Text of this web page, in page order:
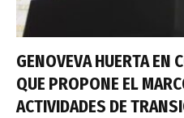
GENOVEVA HUERTA EN
QUE PROPONE EL
ACTIVIDADES DE